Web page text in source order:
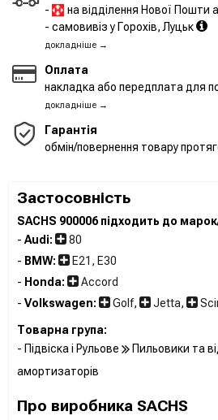
-
на відділення Нової Пошти
- самовивіз у Горохів, Луцьк
докладніше →
Оплата
накладка або передплата для
докладніше →
Гарантія
обмін/повернення товару
Застосовність
SACHS 900006 підходить до
- Audi:
80
- BMW:
E21, E30
- Honda:
Accord
- Volkswagen: Golf, Jetta,
Товарна група:
- Підвіска і Рульове
Пильовики та
амортизаторів
Про виробника SACHS